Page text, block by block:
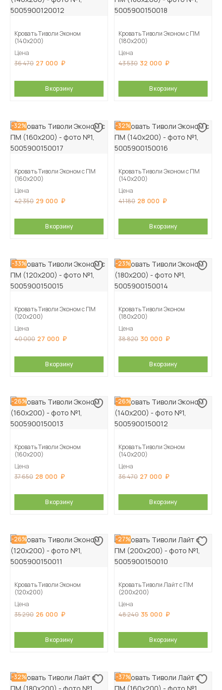
Кровать Тиволи Эконом
(140х200)
Цена
36 470 27 000
В корзину
Кровать Тиволи Эконом с ПМ
(180х200)
Цена
43 530 32 000
В корзину
-32%
Кровать Тиволи Эконом с ПМ
(160х200)
Цена
42 350 29 000
В корзину
-32%
Кровать Тиволи Эконом с ПМ
(140х200)
Цена
41 180 28 000
В корзину
-33%
Кровать Тиволи Эконом с ПМ
(120х200)
Цена
40 000 27 000
В корзину
-23%
Кровать Тиволи Эконом
(180х200)
Цена
38 820 30 000
В корзину
-26%
Кровать Тиволи Эконом
(160х200)
Цена
37 650 28 000
В корзину
-26%
Кровать Тиволи Эконом
(140х200)
Цена
36 470 27 000
В корзину
-26%
Кровать Тиволи Эконом
(120х200)
Цена
35 290 26 000
В корзину
-27%
Кровать Тиволи Лайт с ПМ
(200х200)
Цена
48 240 35 000
В корзину
-32% -37%